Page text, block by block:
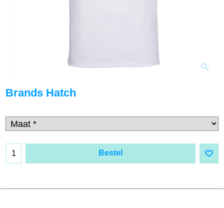
Brands Hatch
Bestel